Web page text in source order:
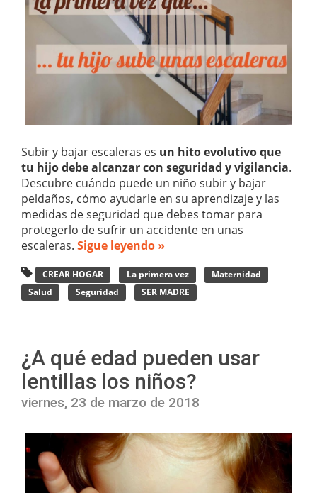
Subir y bajar escaleras es un hito evolutivo que
tu hijo debe alcanzar con seguridad y vigilancia.
Descubre cuándo puede un niño subir y bajar
peldaños, cómo ayudarle en su aprendizaje y las
medidas de seguridad que debes tomar para
protegerlo de sufrir un accidente en unas
escaleras. Sigue leyendo »
CREAR HOGAR La primera vez
Maternidad
Salud
Seguridad SER MADRE
¿A qué edad pueden usar
lentillas los niños?
viernes, 23 de marzo de 2018